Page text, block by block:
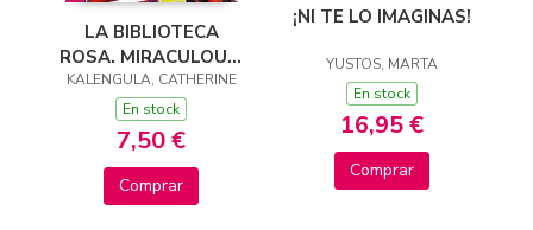
LA BIBLIOTECA
ROSA. MIRACULOUS,
4.HUELO
PROBLEMITAS
KALENGULA, CATHERINE
En stock
7,50 €
Comprar
¡NI TE LO IMAGINAS!
YUSTOS, MARTA
En stock
16,95 €
Comprar